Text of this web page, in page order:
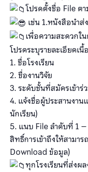
โปรดตั้งชื่อ File ต
เช่น 1.หนังสือนำส่
เพื่อความสะดวกใ
โปรดระบุรายละเอียดเ
1. ชื่อโรงเรียน
2. ชื่องานวิจัย
3. ระดับชั้นที่สมัครเข้าร่
4. แจ้งชื่อผู้ประสานงา
นักเรียน)
5. แนบ File ลำดับที่ 1
สิทธิ์การเข้าถึงให้สามารถ
Download ข้อมูล)
ทุกโรงเรียนที่ส่งผ